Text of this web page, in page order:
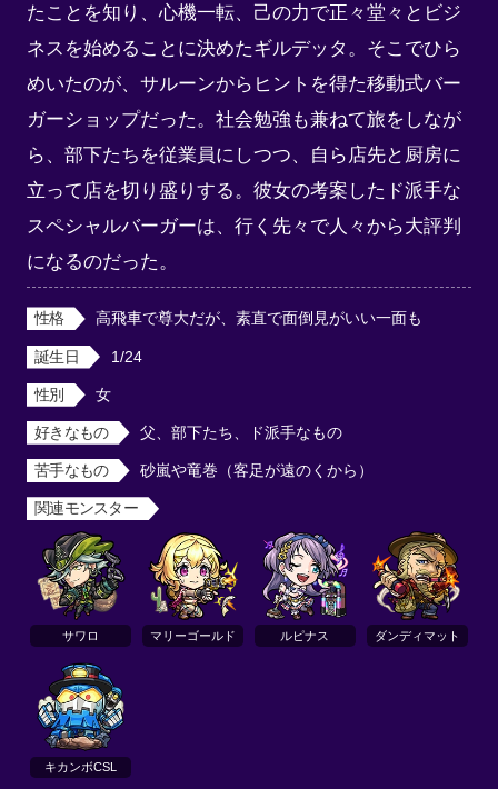
たことを知り、心機一転、己の力で正々堂々とビジ
ネスを始めることに決めたギルデッタ。そこでひら
めいたのが、サルーンからヒントを得た移動式バー
ガーショップだった。社会勉強も兼ねて旅をしなが
ら、部下たちを従業員にしつつ、自ら店先と厨房に
立って店を切り盛りする。彼女の考案したド派手な
スペシャルバーガーは、行く先々で人々から大評判
になるのだった。
性格 高飛車で尊大だが、素直で面倒見がいい一面も
誕生日 1/24
性別 女
好きなもの 父、部下たち、ド派手なもの
苦手なもの 砂嵐や竜巻（客足が遠のくから）
関連モンスター
サワロ マリーゴールド ルピナス ダンディマット
キカンボCSL